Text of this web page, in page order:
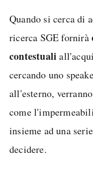
Quando si cerca di
ricerca SGE fornirà
contestuali
cercando uno
all'esterno,
come
insieme ad una
decidere.